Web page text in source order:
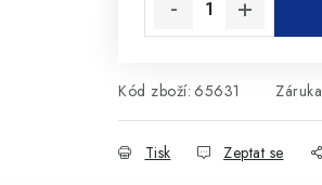
Kód zboží: 65631 Záruka
Tisk Zeptat se